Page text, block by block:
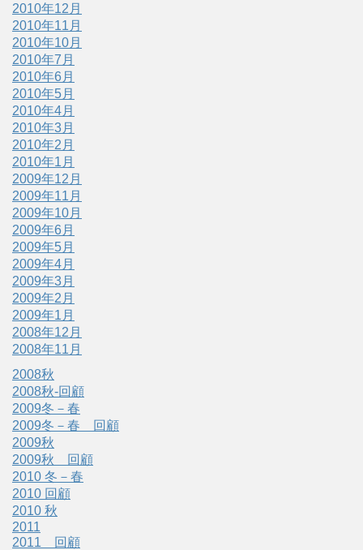
2010年12月
2010年11月
2010年10月
2010年7月
2010年6月
2010年5月
2010年4月
2010年3月
2010年2月
2010年1月
2009年12月
2009年11月
2009年10月
2009年6月
2009年5月
2009年4月
2009年3月
2009年2月
2009年1月
2008年12月
2008年11月
2008秋
2008秋-回顧
2009冬－春
2009冬－春 回顧
2009秋
2009秋 回顧
2010 冬－春
2010 回顧
2010 秋
2011
2011 回顧